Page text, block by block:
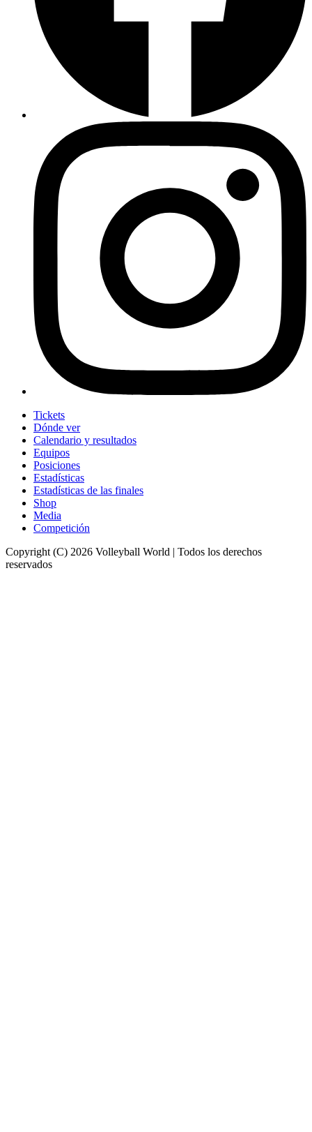
Tickets
Dónde ver
Calendario y resultados
Equipos
Posiciones
Estadísticas
Estadísticas de las finales
Shop
Media
Competición
Copyright (C) 2026 Volleyball World | Todos los derechos
reservados